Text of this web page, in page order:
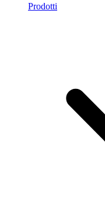
Prodotti